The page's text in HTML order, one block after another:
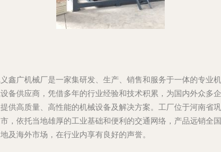
鑫广机械厂是一家集研发、生产、销售和服务于一体的专业机
备供应商，凭借多年的行业经验和技术积累，为国内外众多企
供高质量、高性能的机械设备及解决方案。工厂位于河南省巩
，依托当地雄厚的工业基础和便利的交通网络，产品远销全国
及海外市场，在行业内享有良好的声誉。